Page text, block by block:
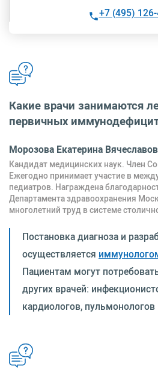
+7 (495)
Какие врачи занимаются
первичных
Морозова Екатерина
Кандидат медицинских наук. Член
Ежегодно принимает участие в
педиатров. Награждена
Департамента здравоохранения
многолетний труд в системе
Постановка диагноза и
осуществляется
Пациентам могут
других врачей:
кардиологов, пульмонологов